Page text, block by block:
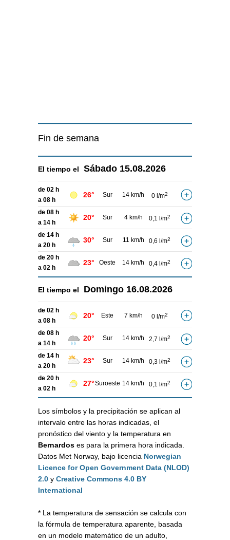
Fin de semana
El tiempo el Sábado 15.08.2026
de 02 h
a 08 h
26° Sur 14 km/h 0 l/m2
de 08 h
a 14 h
20° Sur 4 km/h 0,1 l/m2
de 14 h
a 20 h
30° Sur 11 km/h 0,6 l/m2
de 20 h
a 02 h
23° Oeste 14 km/h 0,4 l/m2
El tiempo el Domingo 16.08.2026
de 02 h
a 08 h
20° Este 7 km/h 0 l/m2
de 08 h
a 14 h
20° Sur 14 km/h 2,7 l/m2
de 14 h
a 20 h
23° Sur 14 km/h 0,3 l/m2
de 20 h
a 02 h
27°Suroeste 14 km/h 0,1 l/m2
Los símbolos y la precipitación se aplican al
intervalo entre las horas indicadas, el
pronóstico del viento y la temperatura en
Bernardos es para la primera hora indicada.
Datos Met Norway, bajo licencia Norwegian
Licence for Open Government Data (NLOD)
2.0 y Creative Commons 4.0 BY
International
* La temperatura de sensación se calcula con
la fórmula de temperatura aparente, basada
en un modelo matemático de un adulto,